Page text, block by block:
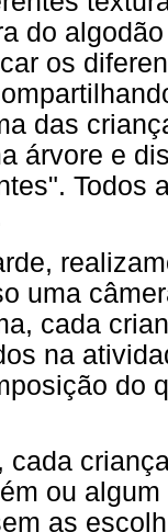
do
os
das
árvore e
Todos
uma
cada
na
do
cada
ou
as